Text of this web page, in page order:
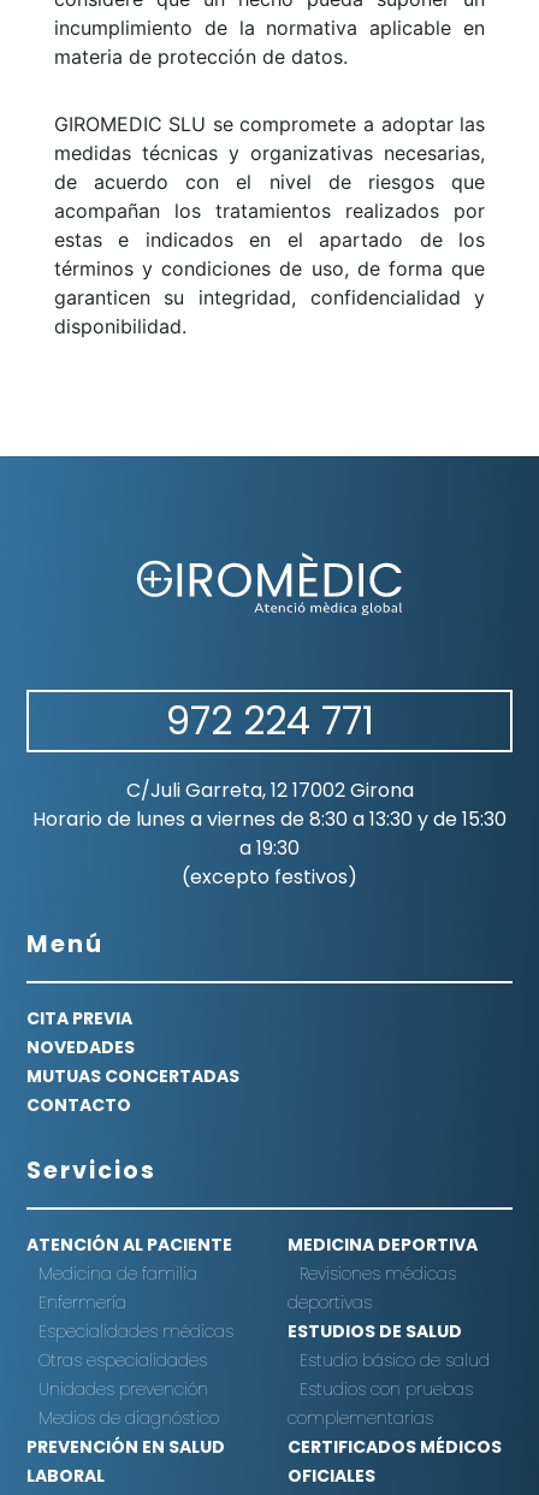
incumplimiento de la normativa aplicable en
materia de protección de datos.
GIROMEDIC SLU se compromete a adoptar las
medidas técnicas y organizativas necesarias,
de acuerdo con el nivel de riesgos que
acompañan los tratamientos realizados por
estas e indicados en el apartado de los
términos y condiciones de uso, de forma que
garanticen su integridad, confidencialidad y
disponibilidad.
972 224 771
C/Juli Garreta, 12 17002 Girona
Horario de lunes a viernes de 8:30 a 13:30 y de 15:30
a 19:30
(excepto festivos)
Menú
CITA PREVIA
NOVEDADES
MUTUAS CONCERTADAS
CONTACTO
Servicios
ATENCIÓN AL PACIENTE
Medicina de familia
Enfermería
Especialidades médicas
Otras especialidades
Unidades prevención
Medios de diagnóstico
PREVENCIÓN EN SALUD
LABORAL
MEDICINA DEPORTIVA
Revisiones médicas
deportivas
ESTUDIOS DE SALUD
Estudio básico de salud
Estudios con pruebas
complementarias
CERTIFICADOS MÉDICOS
OFICIALES